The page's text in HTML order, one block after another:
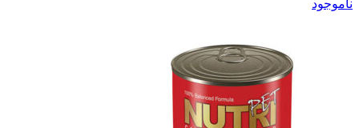
ناموجود